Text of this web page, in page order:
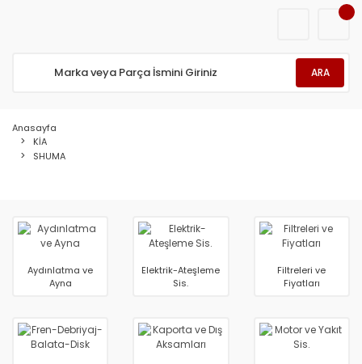
ARA
Anasayfa
KİA
SHUMA
Aydınlatma ve
Ayna
Elektrik-Ateşleme
Sis.
Filtreleri ve
Fiyatları